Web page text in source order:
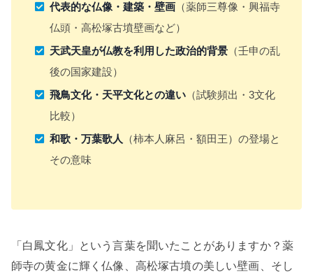
代表的な仏像・建築・壁画（薬師三尊像・興福寺
仏頭・高松塚古墳壁画など）
天武天皇が仏教を利用した政治的背景（壬申の乱
後の国家建設）
飛鳥文化・天平文化との違い（試験頻出・3文化
比較）
和歌・万葉歌人 （柿本人麻呂・額田王）の登場と
その意味
「白鳳文化」という言葉を聞いたことがありますか？薬
師寺の黄金に輝く仏像、高松塚古墳の美しい壁画、そし